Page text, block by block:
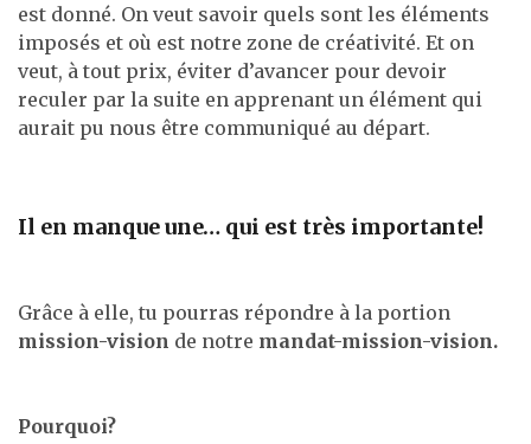
est donné. On veut savoir quels sont les éléments
imposés et où est notre zone de créativité. Et on
veut, à tout prix, éviter d’avancer pour devoir
reculer par la suite en apprenant un élément qui
aurait pu nous être communiqué au départ.
Il en manque une… qui est très importante!
Grâce à elle, tu pourras répondre à la portion
mission-vision de notre mandat-mission-vision.
Pourquoi?